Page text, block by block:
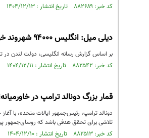
کد خبر: ۸۸۲۶۸۹ تاریخ انتشار : ۱۴۰۴/۱۲/۱۳
دیلی میل: انگلیس ۹۴۰۰۰ شهروند خود را از خاورمیانه خارج می‌کند
بر اساس گزارش رسانه انگلیسی، دولت لندن در تدارک برای خارج ساختن نزدیک به ۱۰۰۰۰۰ نفر از
کد خبر: ۸۸۲۵۴۲ تاریخ انتشار : ۱۴۰۴/۱۲/۱۱
قمار بزرگ دونالد ترامپ در
دونالد ترامپ، رئیس‌جمهور ایالات متحده، با
تلاشی برای تحقق هدفی باشد که روسای‌جمهور
کد خبر: ۸۸۲۵۱۳ تاریخ انتشار : ۱۴۰۴/۱۲/۱۰